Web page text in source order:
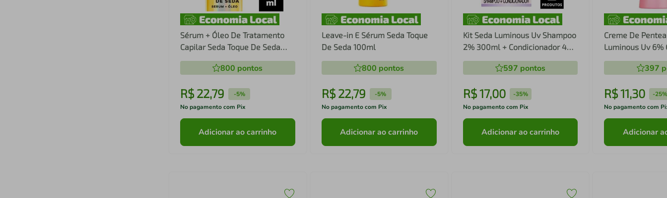
Sérum + Óleo De Tratamento
Capilar Seda Toque De Seda
60ml
800 pontos
R$ 22,79 -5%
No pagamento com Pix
Adicionar ao carrinho
Leave-in E Sérum Seda Toque
De Seda 100ml
800 pontos
R$ 22,79 -5%
No pagamento com Pix
Adicionar ao carrinho
Kit Seda Luminous Uv Shampoo
2% 300ml + Condicionador 4%
Glycol + Vita C Complex 190ml
597 pontos
R$17,00 -35%
No pagamento com Pix
Adicionar ao carrinho
Creme De
Luminous Uv 6%
Complex 300ml
397
R$11,30 -
No pagamento com
Adicionar